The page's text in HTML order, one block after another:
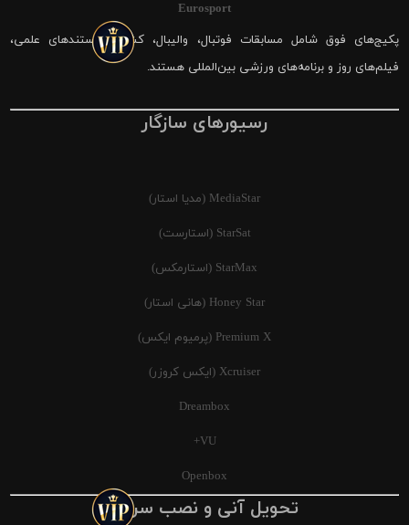
Eurosport
پکیج‌های فوق شامل مسابقات فوتبال، والیبال، کشتی، مستندهای علمی،
فیلم‌های روز و برنامه‌های ورزشی بین‌المللی هستند.
رسیورهای سازگار
MediaStar (مدیا استار)
StarSat (استارست)
StarMax (استارمکس)
Honey Star (هانی استار)
Premium X (پرمیوم ایکس)
Xcruiser (ایکس کروزر)
Dreambox
VU+
Openbox
تحویل آنی و نصب سریع